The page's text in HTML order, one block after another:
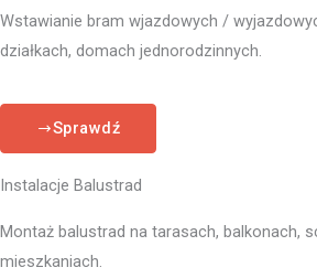
Wstawianie bram wjazdowych /
działkach, domach jednorodzinnych.
Sprawdź
Instalacje Balustrad
Montaż balustrad na tarasach, balkonach,
mieszkaniach.